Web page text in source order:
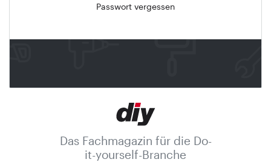
Passwort vergessen
Das Fachmagazin für die Do-
it-yourself-Branche